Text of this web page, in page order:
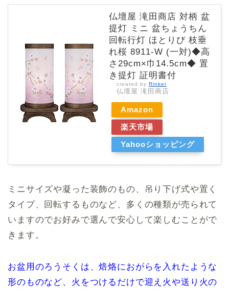
仏壇屋 滝田商店 対柄 盆
提灯 ミニ 盆ちょうちん
回転行灯 ほとりび 枝垂
れ桜 8911-W (一対)◆高
さ29cm×巾14.5cm◆ 置
き提灯 証明書付
created by Rinker
仏壇屋 滝田商店
Amazon
楽天市場
Yahooショッピング
ミニサイズや凝った装飾のもの、吊り下げ式や置く
タイプ、回転するものなど、多くの種類が売られて
いますのでお好みで選んで安心して楽しむことがで
きます。
お盆用のろうそくは、焙烙におがらを入れたような
形のものなど、火をつけるだけで迎え火や送り火の